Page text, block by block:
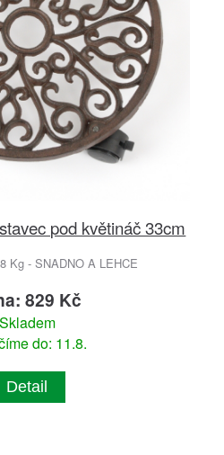
pod květináč 33cm
Kg - SNADNO A LEHCE
829 Kč
Skladem
do: 11.8.
Detail